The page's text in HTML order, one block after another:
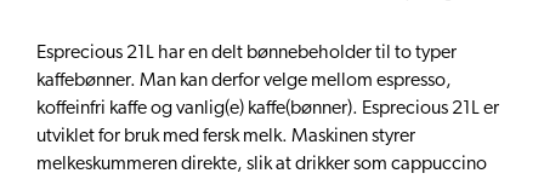
Esprecious 21L har en delt bønnebeholder til to typer
kaffebønner. Man kan derfor velge mellom espresso,
koffeinfri kaffe og vanlig(e) kaffe(bønner). Esprecious 21L er
utviklet for bruk med fersk melk. Maskinen styrer
melkeskummeren direkte, slik at drikker som cappuccino